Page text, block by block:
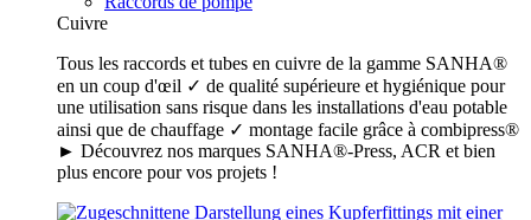
Cuivre
Tous les raccords et tubes en cuivre de la gamme SANHA®
en un coup d'œil ✓ de qualité supérieure et hygiénique pour
une utilisation sans risque dans les installations d'eau potable
ainsi que de chauffage ✓ montage facile grâce à combipress®
► Découvrez nos marques SANHA®-Press, ACR et bien
plus encore pour vos projets !